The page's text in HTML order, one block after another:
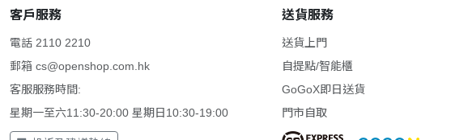
客戶服務
電話 2110 2210
郵箱 cs@openshop.com.hk
客服服務時間:
星期一至六11:30-20:00 星期日10:30-19:00
送貨服務
送貨上門
自提點/智能櫃
GoGoX即日送貨
門市自取